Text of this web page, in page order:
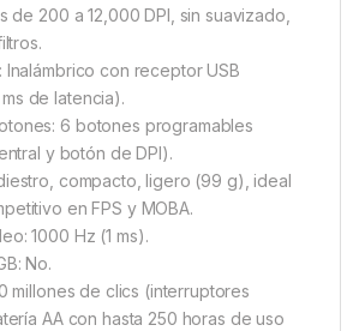
de 200 a 12,000 DPI, sin suavizado,
Inalámbrico con receptor USB
ms de latencia).
6 botones programables
y botón de DPI).
compacto, ligero (99 g), ideal
en FPS y MOBA.
1000 Hz (1 ms).
No.
millones de clics (interruptores
AA con hasta 250 horas de uso